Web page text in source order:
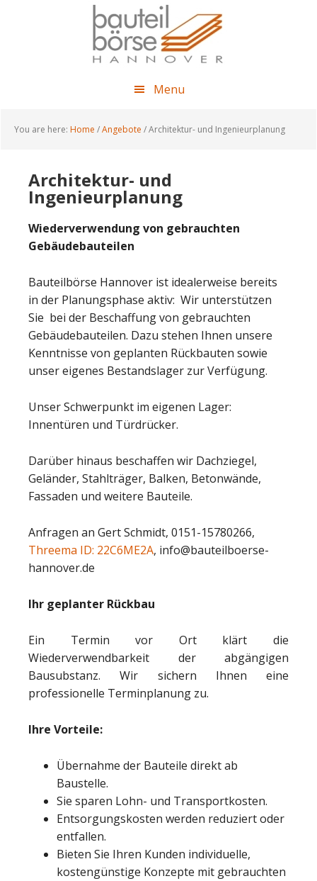
Menu
You are here: Home /Angebote /Architektur- und Ingenieurplanung
Architektur- und
Ingenieurplanung
Wiederverwendung von gebrauchten
Gebäudebauteilen
Bauteilbörse Hannover ist idealerweise bereits
in der Planungsphase aktiv: Wir unterstützen
Sie bei der Beschaffung von gebrauchten
Gebäudebauteilen. Dazu stehen Ihnen unsere
Kenntnisse von geplanten Rückbauten sowie
unser eigenes Bestandslager zur Verfügung.
Unser Schwerpunkt im eigenen Lager:
Innentüren und Türdrücker.
Darüber hinaus beschaffen wir Dachziegel,
Geländer, Stahlträger, Balken, Betonwände,
Fassaden und weitere Bauteile.
Anfragen an Gert Schmidt, 0151-15780266,
Threema ID: 22C6ME2A, info@bauteilboerse-
hannover.de
Ihr geplanter Rückbau
Ein Termin vor Ort klärt die
Wiederverwendbarkeit der abgängigen
Bausubstanz. Wir sichern Ihnen eine
professionelle Terminplanung zu.
Ihre Vorteile:
Übernahme der Bauteile direkt ab
Baustelle.
Sie sparen Lohn- und Transportkosten.
Entsorgungskosten werden reduziert oder
entfallen.
Bieten Sie Ihren Kunden individuelle,
kostengünstige Konzepte mit gebrauchten